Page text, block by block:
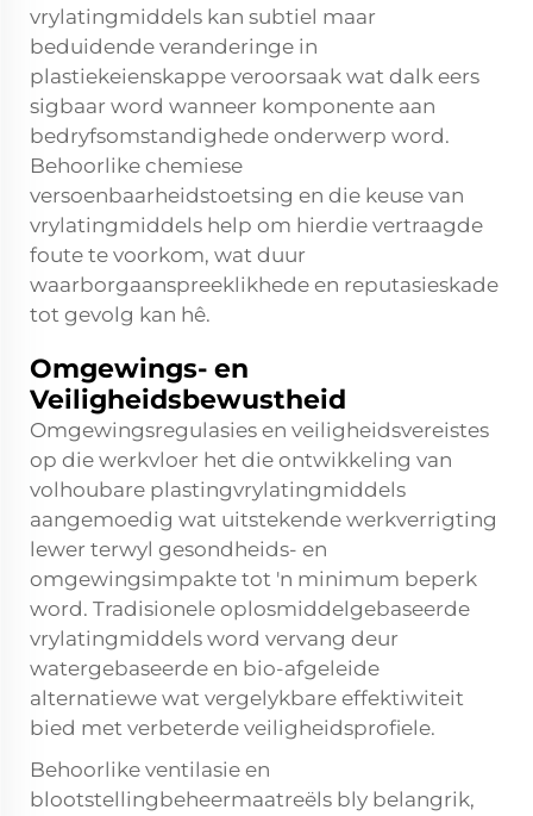
vrylatingmiddels kan subtiel maar
beduidende veranderinge in
plastiekeienskappe veroorsaak wat dalk eers
sigbaar word wanneer komponente aan
bedryfsomstandighede onderwerp word.
Behoorlike chemiese
versoenbaarheidstoetsing en die keuse van
vrylatingmiddels help om hierdie vertraagde
foute te voorkom, wat duur
waarborgaanspreeklikhede en reputasieskade
tot gevolg kan hê.
Omgewings- en
Veiligheidsbewustheid
Omgewingsregulasies en veiligheidsvereistes
op die werkvloer het die ontwikkeling van
volhoubare plastingvrylatingmiddels
aangemoedig wat uitstekende werkverrigting
lewer terwyl gesondheids- en
omgewingsimpakte tot 'n minimum beperk
word. Tradisionele oplosmiddelgebaseerde
vrylatingmiddels word vervang deur
watergebaseerde en bio-afgeleide
alternatiewe wat vergelykbare effektiwiteit
bied met verbeterde veiligheidsprofiele.
Behoorlike ventilasie en
blootstellingbeheermaatreëls bly belangrik,